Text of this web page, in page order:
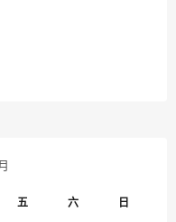
五 六 日